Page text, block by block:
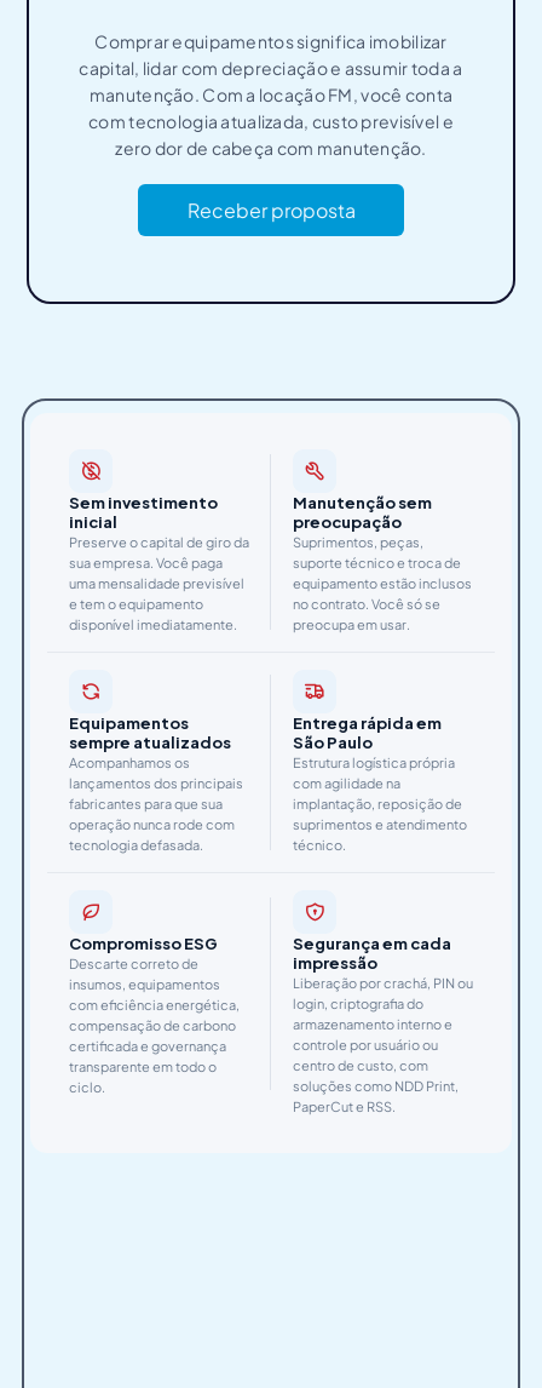
Comprar equipamentos significa imobilizar
capital, lidar com depreciação e assumir toda a
manutenção. Com a locação FM, você conta
com tecnologia atualizada, custo previsível e
zero dor de cabeça com manutenção.
Receber proposta
Sem investimento
inicial
Preserve o capital de giro da
sua empresa. Você paga
uma mensalidade previsível
e tem o equipamento
disponível imediatamente.
Manutenção sem
preocupação
Suprimentos, peças,
suporte técnico e troca de
equipamento estão inclusos
no contrato. Você só se
preocupa em usar.
Equipamentos
sempre atualizados
Acompanhamos os
lançamentos dos principais
fabricantes para que sua
operação nunca rode com
tecnologia defasada.
Entrega rápida em
São Paulo
Estrutura logística própria
com agilidade na
implantação, reposição de
suprimentos e atendimento
técnico.
Compromisso ESG
Descarte correto de
insumos, equipamentos
com eficiência energética,
compensação de carbono
certificada e governança
transparente em todo o
ciclo.
Segurança em cada
impressão
Liberação por crachá, PIN ou
login, criptografia do
armazenamento interno e
controle por usuário ou
centro de custo, com
soluções como NDD Print,
PaperCut e RSS.